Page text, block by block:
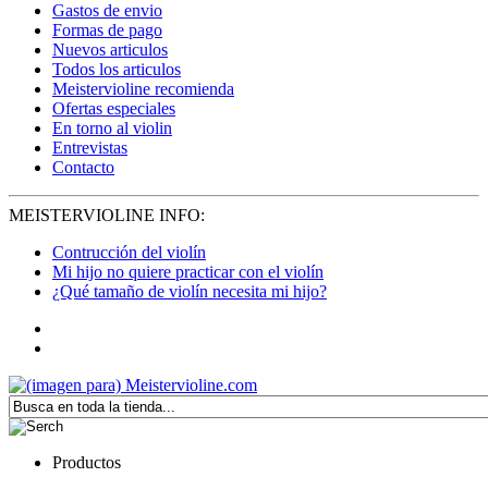
Gastos de envio
Formas de pago
Nuevos articulos
Todos los articulos
Meistervioline recomienda
Ofertas especiales
En torno al violin
Entrevistas
Contacto
MEISTERVIOLINE INFO:
Contrucción del violín
Mi hijo no quiere practicar con el violín
¿Qué tamaño de violín necesita mi hijo?
Productos